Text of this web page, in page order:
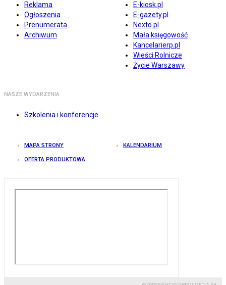
Reklama
Ogłoszenia
Prenumerata
Archiwum
E-kiosk.pl
E-gazety.pl
Nexto.pl
Mała księgowość
Kancelarierp.pl
Wieści Rolnicze
Życie Warszawy
NASZE WYDARZENIA
Szkolenia i konferencje
MAPA STRONY KALENDARIUM
OFERTA PRODUKTOWA